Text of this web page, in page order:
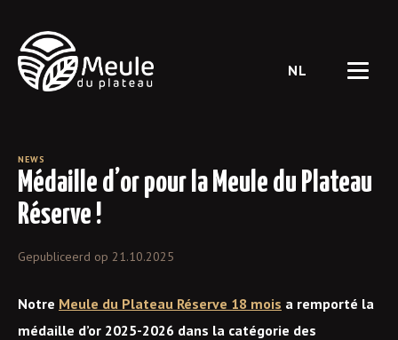
Langue
NEWS
Médaille d’or pour la Meule du Plateau
Réserve !
Gepubliceerd op 21.10.2025
Notre Meule du Plateau Réserve 18 mois a remporté la
médaille d’or 2025-2026 dans la catégorie des